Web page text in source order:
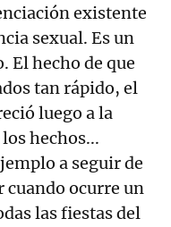
existente
sexual. Es un
El hecho de que
tan rápido, el
luego a la
hechos...
a seguir de
cuando ocurre un
las fiestas del